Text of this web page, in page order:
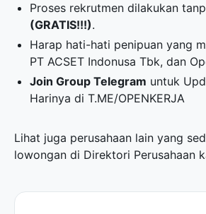
Proses rekrutmen dilakukan
(GRATIS!!!).
Harap hati-hati penipuan yang
PT ACSET Indonusa Tbk, dan
Join Group Telegram untuk
Harinya diT.ME/OPENKERJA
Lihat juga perusahaan lain yang
lowongan di Direktori Perusahaan